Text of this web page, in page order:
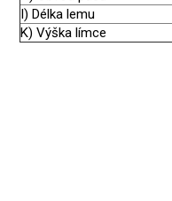
I) Délka lemu
K) Výška límce